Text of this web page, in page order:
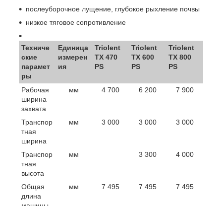
послеуборочное лущение, глубокое рыхление почвы
низкое тяговое сопротивление
Техниче
ские
парамет
ры
Единица
измерен
ия
Triolent
TX 470
PS
Triolent
TX 600
PS
Triolent
TX 800
PS
Рабочая
ширина
захвата
мм 4 700 6 200 7 900
Транспор
тная
ширина
мм 3 000 3 000 3 000
Транспор
тная
высота
мм 3 300 4 000
Общая
длина
мм 7 495 7 495 7 495